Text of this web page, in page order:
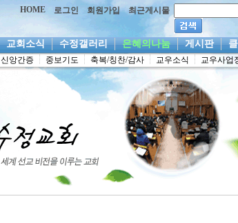
최근게시물
회원가입
로그인
HOME
교회소식 수정갤러리 은혜의나눔 게시판
신앙간증 중보기도 축복/칭찬/감사 교우소식 교우사업